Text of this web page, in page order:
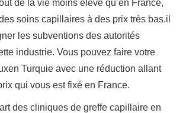
de la vie moins élevé qu’en France,
soins capillaires à des prix très bas.il
les subventions des autorités
industrie. Vous pouvez faire votre
Turquie avec une réduction allant
qui vous est fixé en France.
des cliniques de greffe capillaire en